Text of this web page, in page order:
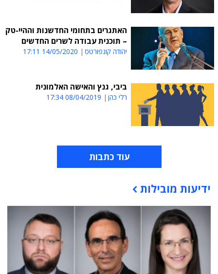
האתגרים בתחומי החדשנות וההיי-טק
– תוכנית עבודה לשרים החדשים
יהודה קונפורטס 14/05/2020 17:11
ביבי, גנץ והאישה האלמונית
רלי כהן 08/04/2019 17:34
עוד כתבות
תוכן פרסומי
ידיעות מובילות